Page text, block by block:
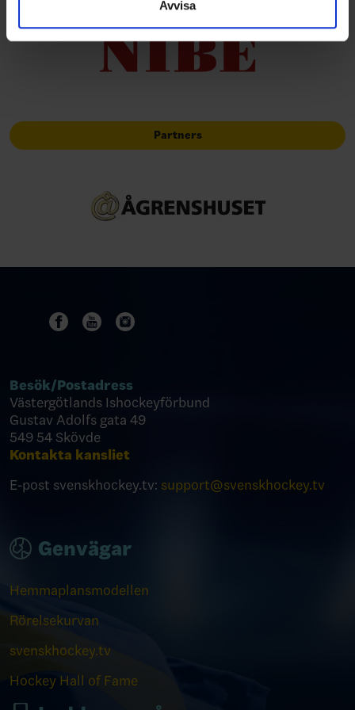
Avvisa
Partners
Besök/Postadress
Västergötlands Ishockeyförbund
Gustav Adolfs gata 49
549 54 Skövde
Kontakta kansliet
E-post svenskhockey.tv: support@svenskhockey.tv
Genvägar
Hemmaplansmodellen
Rörelsekurvan
svenskhockey.tv
Hockey Hall of Fame